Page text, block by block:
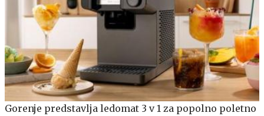
Gorenje predstavlja ledomat 3 v 1 za popolno poletno